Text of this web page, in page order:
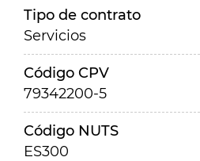
Tipo de contrato
Servicios
Código CPV
79342200-5
Código NUTS
ES300